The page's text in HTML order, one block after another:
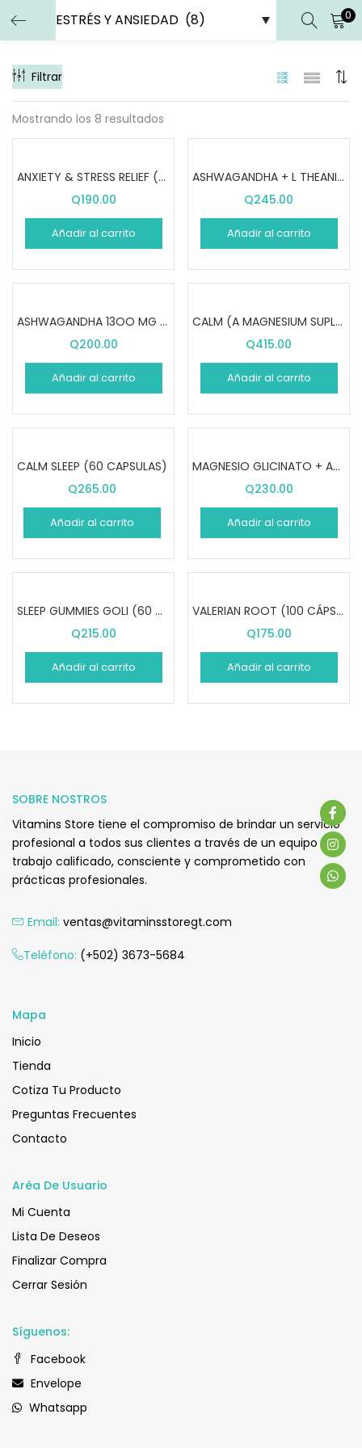
0
Filtrar
Mostrando los 8 resultados
ANXIETY & STRESS RELIEF (50 PASTILLAS)
Q190.00
Añadir al carrito
ASHWAGANDHA + L THEANINE (60 PASTILLAS)
Q245.00
Añadir al carrito
ASHWAGANDHA 13OO MG (60 CÁPSULAS)
Q200.00
Añadir al carrito
CALM (A MAGNESIUM SUPLEMENT) (16 oz)
Q415.00
Añadir al carrito
CALM SLEEP (60 CAPSULAS)
Q265.00
Añadir al carrito
MAGNESIO GLICINATO + ASHWAGANDHA (60 PASTILLAS)
Q230.00
Añadir al carrito
SLEEP GUMMIES GOLI (60 GOMITAS)
Q215.00
Añadir al carrito
VALERIAN ROOT (100 CÁPSULAS)
Q175.00
Añadir al carrito
SOBRE NOSTROS
Vitamins Store tiene el compromiso de brindar un servicio
profesional a todos sus clientes a través de un equipo de
trabajo calificado, consciente y comprometido con
prácticas profesionales.
Email: ventas@vitaminsstoregt.com
Teléfono: (+502) 3673-5684
Mapa
Inicio
Tienda
Cotiza Tu Producto
Preguntas Frecuentes
Contacto
Aréa De Usuario
Mi Cuenta
Lista De Deseos
Finalizar Compra
Cerrar Sesión
Síguenos:
Facebook
Envelope
Whatsapp
ENTRAR REGISTRARSE
Introduce tu nombre de usuario y contraseña para iniciar
sesión.
¿Contraseña perdida?